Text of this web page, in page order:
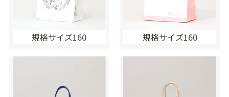
規格サイズ160 規格サイズ160